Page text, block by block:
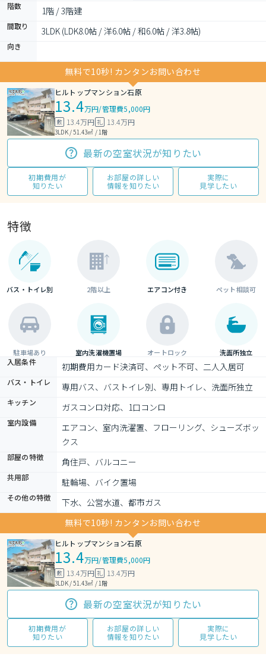
階数 1階 / 3階建
間取り 3LDK (LDK8.0帖 / 洋6.0帖 / 和6.0帖 / 洋3.8帖)
向き
無料で10秒! カンタンお問い合わせ
ヒルトップマンション石原
13.4万円/管理費5,000円
敷 13.4万円 礼 13.4万円
3LDK / 51.43㎡ / 1階
最新の空室状況が知りたい
初期費用が
知りたい
お部屋の詳しい
情報を知りたい
実際に
見学したい
特徴
バス・トイレ別 2階以上 エアコン付き ペット相談可
駐車場あり 室内洗濯機置場 オートロック 洗面所独立
入居条件 初期費用カード決済可、ペット不可、二人入居可
バス・トイレ 専用バス、バストイレ別、専用トイレ、洗面所独立
キッチン ガスコンロ対応、1口コンロ
室内設備
エアコン、室内洗濯置、フローリング、シューズボッ
クス
部屋の特徴 角住戸、バルコニー
共用部 駐輪場、バイク置場
その他の特徴
下水、公営水道、都市ガス
無料で10秒! カンタンお問い合わせ
ヒルトップマンション石原
13.4万円/管理費5,000円
敷 13.4万円 礼 13.4万円
3LDK / 51.43㎡ / 1階
最新の空室状況が知りたい
初期費用が
知りたい
お部屋の詳しい
情報を知りたい
実際に
見学したい